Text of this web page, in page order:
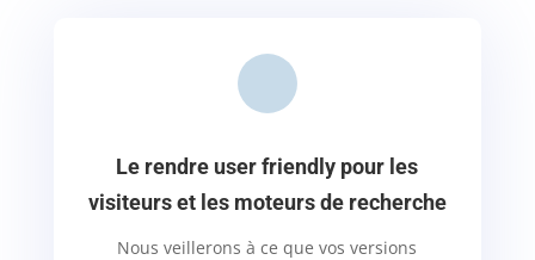
Le rendre user friendly pour les
visiteurs et les moteurs de recherche
Nous veillerons à ce que vos versions